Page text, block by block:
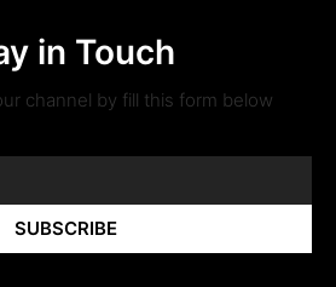
in Touch
channel by fill this form below
SUBSCRIBE